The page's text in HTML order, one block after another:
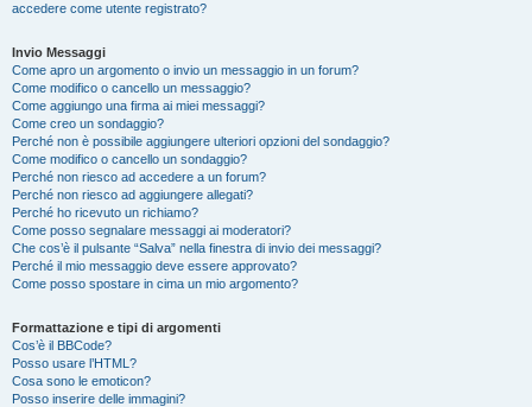
accedere come utente registrato?
Invio Messaggi
Come apro un argomento o invio un messaggio in un forum?
Come modifico o cancello un messaggio?
Come aggiungo una firma ai miei messaggi?
Come creo un sondaggio?
Perché non è possibile aggiungere ulteriori opzioni del sondaggio?
Come modifico o cancello un sondaggio?
Perché non riesco ad accedere a un forum?
Perché non riesco ad aggiungere allegati?
Perché ho ricevuto un richiamo?
Come posso segnalare messaggi ai moderatori?
Che cos’è il pulsante “Salva” nella finestra di invio dei messaggi?
Perché il mio messaggio deve essere approvato?
Come posso spostare in cima un mio argomento?
Formattazione e tipi di argomenti
Cos’è il BBCode?
Posso usare l’HTML?
Cosa sono le emoticon?
Posso inserire delle immagini?